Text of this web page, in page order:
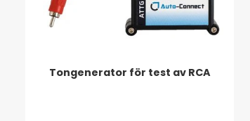
Tongenerator för test av RCA